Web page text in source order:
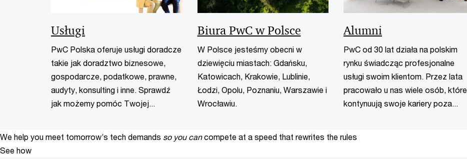
Usługi
PwC Polska oferuje usługi doradcze
takie jak doradztwo biznesowe,
gospodarcze, podatkowe, prawne,
audyty, konsulting i inne. Sprawdź
jak możemy pomóc Twojej...
Biura PwC w Polsce
W Polsce jesteśmy obecni w
dziewięciu miastach: Gdańsku,
Katowicach, Krakowie, Lublinie,
Łodzi, Opolu, Poznaniu, Warszawie i
Wrocławiu.
Alumni
PwC od 30 lat działa na polskim
rynku świadcząc profesjonalne
usługi swoim klientom. Przez lata
pracowało u nas wiele osób, które
kontynuują swoje kariery poza...
We help you meet tomorrow’s tech demands so you can compete at a speed that rewrites the rules
See how